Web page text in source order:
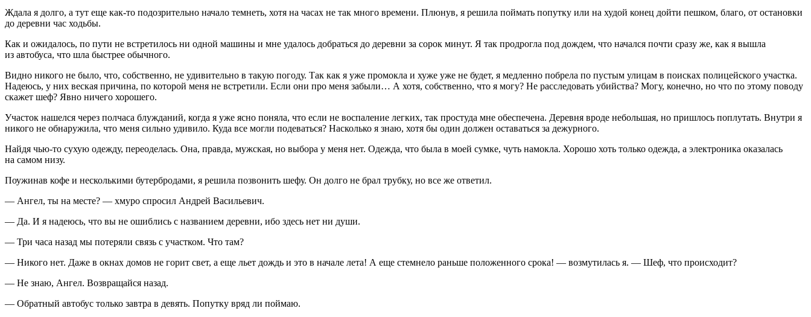
Ждала я долго, а тут еще как-то подозрительно начало темнеть, хотя на часах не так много времени. Плюнув, я решила поймать попутку или на худой конец дойти пешком, благо, от остановки
до деревни час ходьбы.
Как и ожидалось, по пути не встретилось ни одной машины и мне удалось добраться до деревни за сорок минут. Я так продрогла под дождем, что начался почти сразу же, как я вышла
из автобуса, что шла быстрее обычного.
Видно никого не было, что, собственно, не удивительно в такую погоду. Так как я уже промокла и хуже уже не будет, я медленно побрела по пустым улицам в поисках полицейского участка.
Надеюсь, у них веская причина, по которой меня не встретили. Если они про меня забыли… А хотя, собственно, что я могу? Не расследовать убийства? Могу, конечно, но что по этому поводу
скажет шеф? Явно ничего хорошего.
Участок нашелся через полчаса блужданий, когда я уже ясно поняла, что если не воспаление легких, так простуда мне обеспечена. Деревня вроде небольшая, но пришлось поплутать. Внутри я
никого не обнаружила, что меня сильно удивило. Куда все могли подеваться? Насколько я знаю, хотя бы один должен оставаться за дежурного.
Найдя чью-то сухую одежду, переоделась. Она, правда, мужская, но выбора у меня нет. Одежда, что была в моей сумке, чуть намокла. Хорошо хоть только одежда, а электроника оказалась
на самом низу.
Поужинав кофе и несколькими бутербродами, я решила позвонить шефу. Он долго не брал трубку, но все же ответил.
— Ангел, ты на месте? — хмуро спросил Андрей Васильевич.
— Да. И я надеюсь, что вы не ошиблись с названием деревни, ибо здесь нет ни души.
— Три часа назад мы потеряли связь с участком. Что там?
— Никого нет. Даже в окнах домов не горит свет, а еще льет дождь и это в начале лета! А еще стемнело раньше положенного срока! — возмутилась я. — Шеф, что происходит?
— Не знаю, Ангел. Возвращайся назад.
— Обратный автобус только завтра в девять. Попутку вряд ли поймаю.